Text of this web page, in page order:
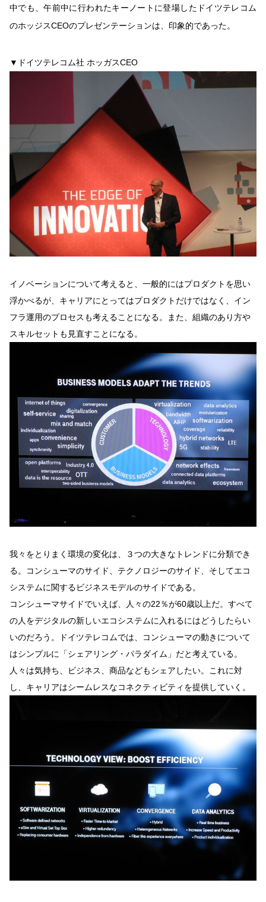
中でも、午前中に行われたキーノートに登場したドイツテレコム
のホッジスCEOのプレゼンテーションは、印象的であった。
▼ドイツテレコム社 ホッガスCEO
イノベーションについて考えると、一般的にはプロダクトを思い
浮かべるが、キャリアにとってはプロダクトだけではなく、イン
フラ運用のプロセスも考えることになる。また、組織のあり方や
スキルセットも見直すことになる。
我々をとりまく環境の変化は、３つの大きなトレンドに分類でき
る。コンシューマのサイド、テクノロジーのサイド、そしてエコ
システムに関するビジネスモデルのサイドである。
コンシューマサイドでいえば、人々の22％が60歳以上だ。すべて
の人をデジタルの新しいエコシステムに入れるにはどうしたらい
いのだろう。ドイツテレコムでは、コンシューマの動きについて
はシンプルに「シェアリング・パラダイム」だと考えている。
人々は気持ち、ビジネス、商品などもシェアしたい。これに対
し、キャリアはシームレスなコネクティビティを提供していく。